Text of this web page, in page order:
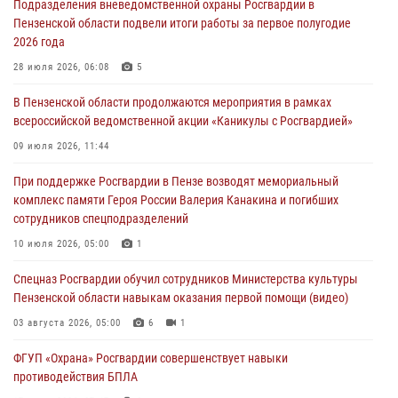
работы за первое полугодие 2026 года
Росгвардия обеспечила безопасность праздничных мероприятий в
1
В Пензе сотрудники Росгвардии задержали мужчину, который
дома
03 августа 2026, 05:59
Росгвардейцы Пензенской области отмечают 35-летие дежурной
03 августа 2026, 05:15
Подразделения вневедомственной охраны Росгвардии в
Пензенской области подвели итоги работы за первое полугодие
2026 года
28 июля 2026, 06:08 5
В Пензенской области продолжаются мероприятия в рамках
всероссийской ведомственной акции «Каникулы с Росгвардией»
09 июля 2026, 11:44
При поддержке Росгвардии в Пензе возводят мемориальный
комплекс памяти Героя России Валерия Канакина и погибших
сотрудников спецподразделений
10 июля 2026, 05:00 1
Спецназ Росгвардии обучил сотрудников Министерства культуры
Пензенской области навыкам оказания первой помощи (видео)
03 августа 2026, 05:00 6 1
ФГУП «Охрана» Росгвардии совершенствует навыки
противодействия БПЛА